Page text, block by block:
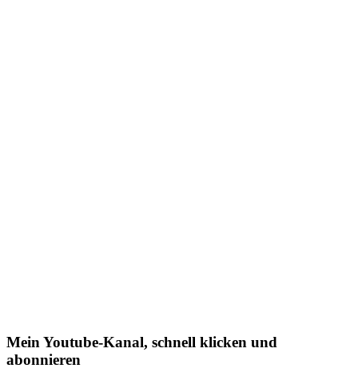
Mein Youtube-Kanal, schnell klicken und
abonnieren